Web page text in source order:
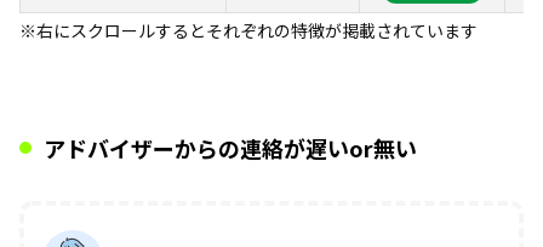
※右にスクロールするとそれぞれの特徴が掲載されています
アドバイザーからの連絡が遅いor無い